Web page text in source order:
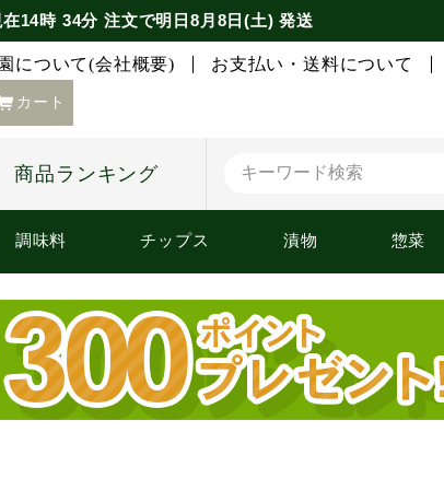
14時 34分 注文で明日8月8日(土) 発送
について(会社概要) お支払い・送料について
カート
商品ランキング
調味料 チップス 漬物 惣菜